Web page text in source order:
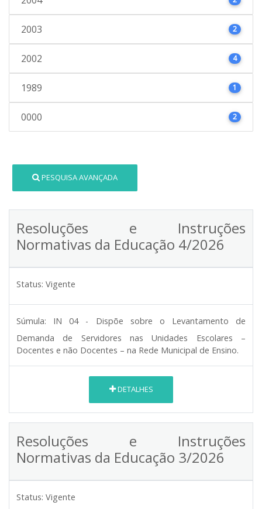
2003 2
2002 4
1989 1
0000 2
PESQUISA AVANÇADA
Resoluções e Instruções
Normativas da Educação 4/2026
Status: Vigente
Súmula:
IN 04 - Dispõe sobre o Levantamento de
Demanda de Servidores nas Unidades Escolares –
Docentes e não Docentes – na Rede Municipal de Ensino.
DETALHES
Resoluções e Instruções
Normativas da Educação 3/2026
Status: Vigente